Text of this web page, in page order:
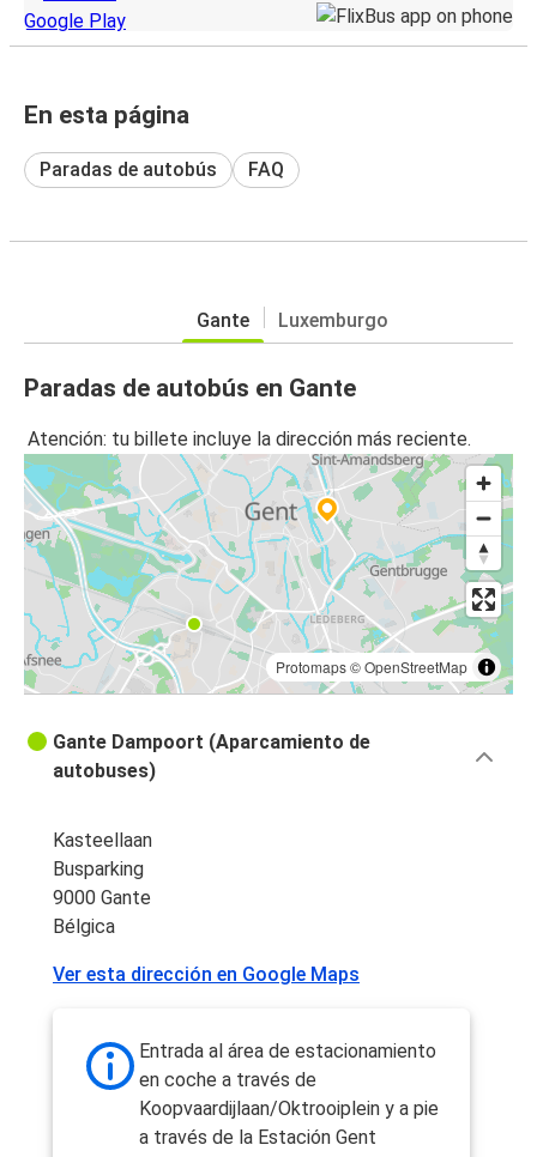
En esta página
Paradas de autobús FAQ
Gante Luxemburgo
Paradas de autobús en Gante
Atención: tu billete incluye la dirección más reciente.
Protomaps©OpenStreetMap
Gante Dampoort (Aparcamiento de
autobuses)
Kasteellaan
Busparking
9000 Gante
Bélgica
Ver esta dirección en Google Maps
Entrada al área de estacionamiento
en coche a través de
Koopvaardijlaan/Oktrooiplein y a pie
a través de la Estación Gent